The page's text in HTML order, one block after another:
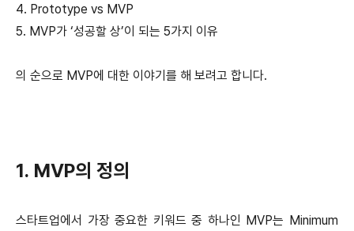
4. Prototype vs MVP
5. MVP가 ‘성공할 상’이 되는 5가지 이유
의 순으로 MVP에 대한 이야기를 해 보려고 합니다.
1. MVP의 정의
스타트업에서 가장 중요한 키워드 중 하나인 MVP는 Minimum